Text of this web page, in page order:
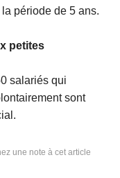
période de 5 ans.
petites
salariés qui
sont
une note à cet article